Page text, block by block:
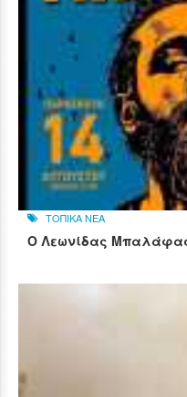
ΤΟΠΙΚΑ ΝΕΑ
Ο Λεωνίδας